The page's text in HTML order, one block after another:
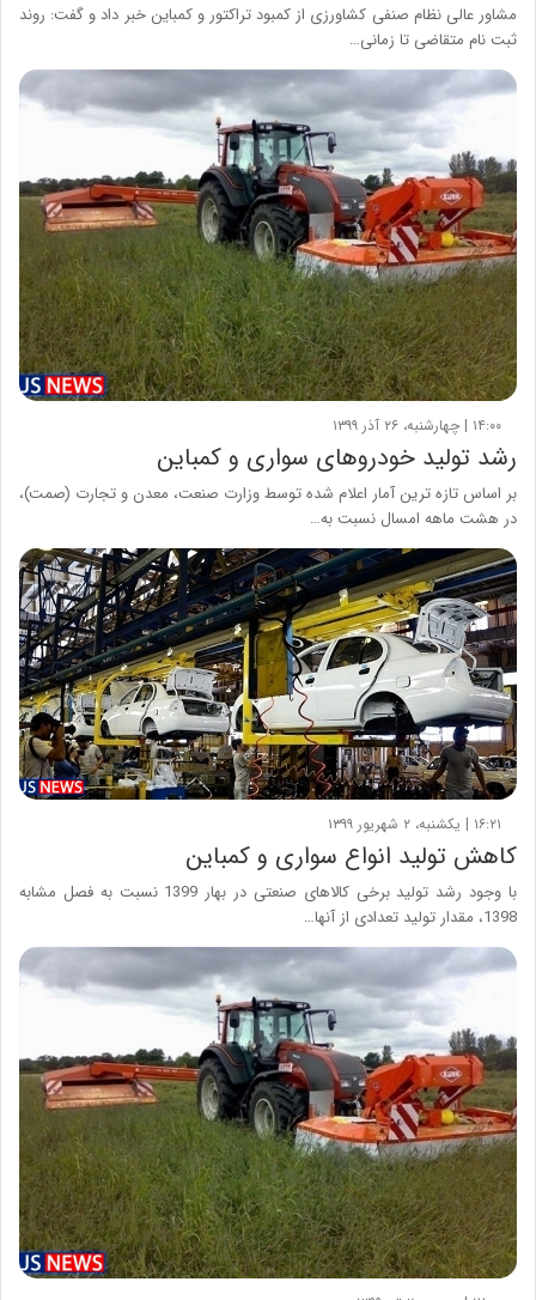
مشاور عالی نظام صنفی کشاورزی از کمبود تراکتور و کمباین خبر داد و گفت: روند
ثبت نام متقاضی تا زمانی…
۱۴:۰۰ | چهارشنبه، ۲۶ آذر ۱۳۹۹
رشد تولید خودروهای سواری و کمباین
بر اساس تازه ترین آمار اعلام شده توسط وزارت صنعت، معدن و تجارت (صمت)،
در هشت ماهه امسال نسبت به…
۱۶:۲۱ | یکشنبه، ۲ شهریور ۱۳۹۹
کاهش تولید انواع سواری و کمباین
با وجود رشد تولید برخی کالاهای صنعتی در بهار 1399 نسبت به فصل مشابه
1398، مقدار تولید تعدادی از آنها…